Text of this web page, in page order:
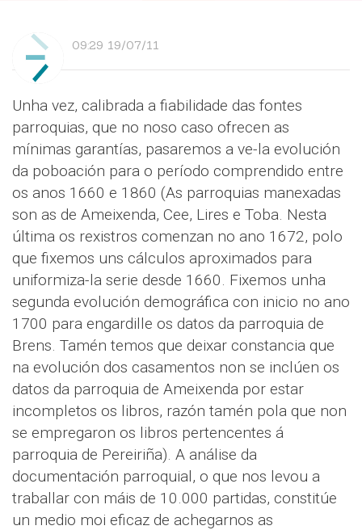
09:29 19/07/11
Unha vez, calibrada a fiabilidade das fontes
parroquias, que no noso caso ofrecen as
mínimas garantías, pasaremos a ve-la evolución
da poboación para o período comprendido entre
os anos 1660 e 1860 (As parroquias manexadas
son as de Ameixenda, Cee, Lires e Toba. Nesta
última os rexistros comenzan no ano 1672, polo
que fixemos uns cálculos aproximados para
uniformiza-la serie desde 1660. Fixemos unha
segunda evolución demográfica con inicio no ano
1700 para engardille os datos da parroquia de
Brens. Tamén temos que deixar constancia que
na evolución dos casamentos non se inclúen os
datos da parroquia de Ameixenda por estar
incompletos os libros, razón tamén pola que non
se empregaron os libros pertencentes á
parroquia de Pereiriña). A análise da
documentación parroquial, o que nos levou a
traballar con máis de 10.000 partidas, constitúe
un medio moi eficaz de achegarnos as